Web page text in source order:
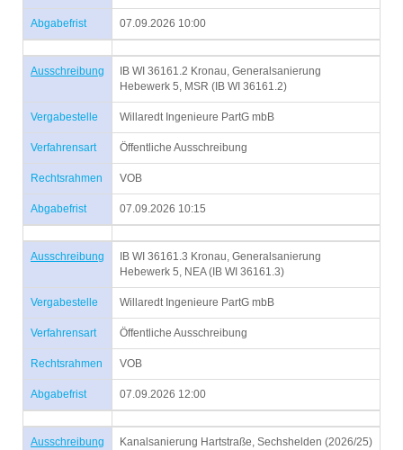
Abgabefrist 07.09.2026 10:00
Ausschreibung
IB WI 36161.2 Kronau, Generalsanierung
Hebewerk 5, MSR (IB WI 36161.2)
Vergabestelle Willaredt Ingenieure PartG mbB
Verfahrensart Öffentliche Ausschreibung
Rechtsrahmen VOB
Abgabefrist 07.09.2026 10:15
Ausschreibung
IB WI 36161.3 Kronau, Generalsanierung
Hebewerk 5, NEA (IB WI 36161.3)
Vergabestelle Willaredt Ingenieure PartG mbB
Verfahrensart Öffentliche Ausschreibung
Rechtsrahmen VOB
Abgabefrist 07.09.2026 12:00
Ausschreibung Kanalsanierung Hartstraße, Sechshelden (2026/25)